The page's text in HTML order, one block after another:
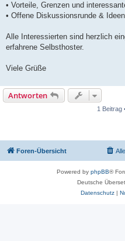
• Vorteile, Grenzen und
• Offene Diskussionsrunde &
Alle Interessierten sind herzlich
erfahrene Selbsthoster.
Viele Grüße
Antworten
1 Beitrag
Foren-Übersicht
Powered by phpBB®
Deutsche
Datenschutz|